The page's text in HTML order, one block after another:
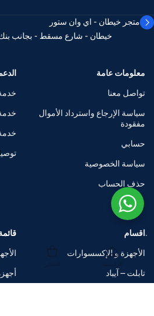
متجر خيطان - اي وان ستور
خيطان - شارع مسقط - بجانب بنك
معلومات عامة
تواصل معنا
سياسة الإرجاع واسترداد الأموال
مفقودة
حسابي
سياسة الخصوصية
حذف الحساب
اقسام
الأجهزة و الإكسسوارات
تابلت – آيباد